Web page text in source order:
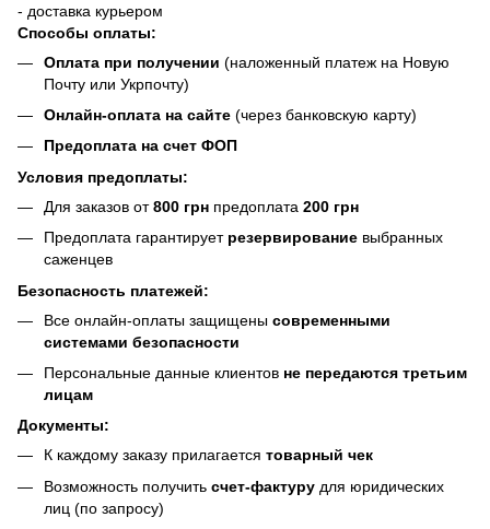
- доставка курьером
Способы оплаты:
Оплата при получении (наложенный платеж на Новую
Почту или Укрпочту)
Онлайн-оплата на сайте (через банковскую карту)
Предоплата на счет ФОП
Условия предоплаты:
Для заказов от800 грн предоплата 200 грн
Предоплата гарантирует резервирование выбранных
саженцев
Безопасность платежей:
Все онлайн-оплаты защищены современными
системами безопасности
Персональные данные клиентов не передаются третьим
лицам
Документы:
К каждому заказу прилагается товарный чек
Возможность получить счет-фактуру для юридических
лиц (по запросу)